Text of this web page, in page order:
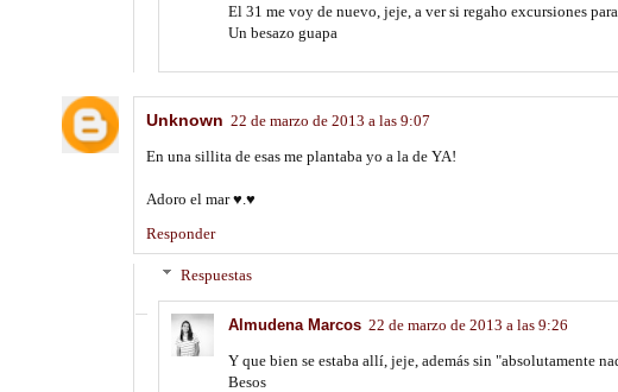
El 31 me voy de nuevo, jeje, a ver si regaho excursiones
Un besazo guapa
Unknown 22 de marzo de 2013 a las 9:07
En una sillita de esas me plantaba yo a la de YA!
Adoro el mar ♥.♥
Responder
Respuestas
Almudena Marcos 22 de marzo de 2013 a las 9:26
Y que bien se estaba allí, jeje, además sin "absolutamente
Besos